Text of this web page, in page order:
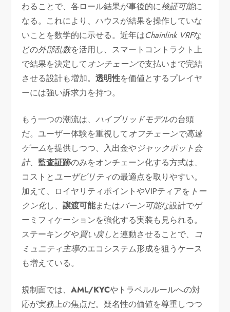
わることで、各ロール結果が事後的に検証可能に
なる。これにより、ハウスが結果を操作していな
いことを数学的に示せる。近年はChainlink VRFな
どの外部乱数を活用し、スマートコントラクト上
で結果を決定してオンチェーンで支払いまで完結
させる設計も増加。透明性を価値とするプレイヤ
ーには強い訴求力を持つ。
もう一つの潮流は、ハイブリッドモデルの台頭
だ。ユーザー体験を重視してオフチェーンで高速
ゲームを提供しつつ、入出金やジャックポット会
計、監査証跡のみをオンチェーン化する方式は、
コストとユーザビリティの最適点を取りやすい。
加えて、ロイヤリティポイントやVIPティアを トー
クン化し、譲渡可能またはバーン可能な設計でゲ
ーミフィケーションを強化する実装も見られる。
ステーキングや買い戻しと連動させることで、 コ
ミュニティ主導のエコシステム形成を狙うケース
も増えている。
規制面では、AML/KYCやトラベルルールへの対
応が実務上の焦点だ。疑名性の価値を尊重しつつ